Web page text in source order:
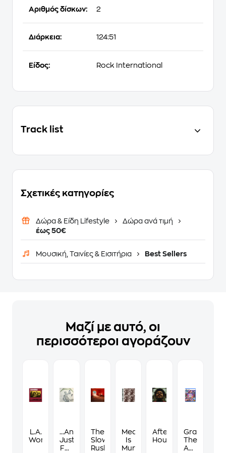
Αριθμός δίσκων: 2
Διάρκεια: 124:51
Είδος: Rock International
Track list
Σχετικές κατηγορίες
Δώρα & Είδη Lifestyle
Δώρα ανά τιμή
έως 50€
Μουσική, Ταινίες & Εισιτήρια Best Sellers
Μαζί με αυτό, οι
περισσότεροι αγοράζουν
L.A.
Woman
...And
Justice
For
The
Slow
Rush
Meat
Is
Murder
After
Hours
Grand
Theft
Auto